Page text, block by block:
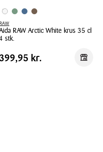
butik
RAW
RAW Arctic White krus 35 cl
stk.
Aida
Pris
399,95 kr.
kr.